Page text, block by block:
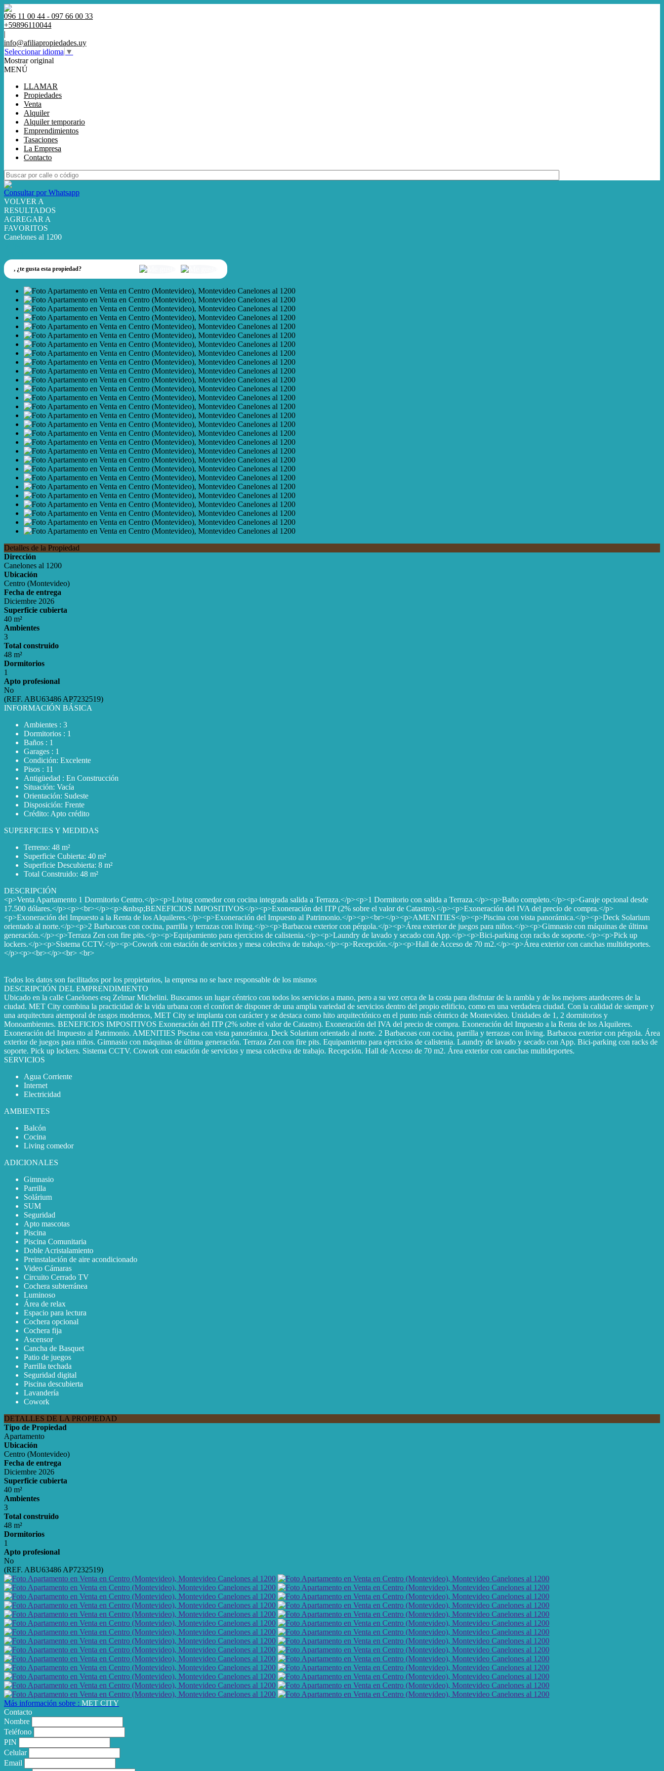
096 11 00 44 - 097 66 00 33
+59896110044
|
info@afiliapropiedades.uy
Seleccionar idioma ▼
Mostrar original
MENÚ
LLAMAR
Propiedades
Venta
Alquiler
Alquiler temporario
Emprendimientos
Tasaciones
La Empresa
Contacto
Consultar por Whatsapp
VOLVER A
RESULTADOS
AGREGAR A
FAVORITOS
Canelones al 1200
, ¿te gusta esta propiedad?
Detalles de la Propiedad
Dirección
Canelones al 1200
Ubicación
Centro (Montevideo)
Fecha de entrega
Diciembre 2026
Superficie cubierta
40 m²
Ambientes
3
Total construido
48 m²
Dormitorios
1
Apto profesional
No
(REF. ABU63486 AP7232519)
INFORMACIÓN BÁSICA
Ambientes : 3
Dormitorios : 1
Baños : 1
Garages : 1
Condición: Excelente
Pisos : 11
Antigüedad : En Construcción
Situación: Vacía
Orientación: Sudeste
Disposición: Frente
Crédito: Apto crédito
SUPERFICIES Y MEDIDAS
Terreno: 48 m²
Superficie Cubierta: 40 m²
Superficie Descubierta: 8 m²
Total Construido: 48 m²
DESCRIPCIÓN
<p>Venta Apartamento 1 Dormitorio Centro.</p><p>Living comedor con cocina integrada salida a Terraza.</p><p>1 Dormitorio con salida a Terraza.</p><p>Baño completo.</p><p>Garaje opcional desde
17.500 dólares.</p><p><br></p><p>&nbsp;BENEFICIOS IMPOSITIVOS</p><p>Exoneración del ITP (2% sobre el valor de Catastro).</p><p>Exoneración del IVA del precio de compra.</p>
<p>Exoneración del Impuesto a la Renta de los Alquileres.</p><p>Exoneración del Impuesto al Patrimonio.</p><p><br></p><p>AMENITIES</p><p>Piscina con vista panorámica.</p><p>Deck Solarium
orientado al norte.</p><p>2 Barbacoas con cocina, parrilla y terrazas con living.</p><p>Barbacoa exterior con pérgola.</p><p>Área exterior de juegos para niños.</p><p>Gimnasio con máquinas de última
generación.</p><p>Terraza Zen con fire pits.</p><p>Equipamiento para ejercicios de calistenia.</p><p>Laundry de lavado y secado con App.</p><p>Bici-parking con racks de soporte.</p><p>Pick up
lockers.</p><p>Sistema CCTV.</p><p>Cowork con estación de servicios y mesa colectiva de trabajo.</p><p>Recepción.</p><p>Hall de Acceso de 70 m2.</p><p>Área exterior con canchas multideportes.
</p><p><br></p><br> <br>
Todos los datos son facilitados por los propietarios, la empresa no se hace responsable de los mismos
DESCRIPCIÓN DEL EMPRENDIMIENTO
Ubicado en la calle Canelones esq Zelmar Michelini. Buscamos un lugar céntrico con todos los servicios a mano, pero a su vez cerca de la costa para disfrutar de la rambla y de los mejores atardeceres de la
ciudad. MET City combina la practicidad de la vida urbana con el confort de disponer de una amplia variedad de servicios dentro del propio edificio, como en una verdadera ciudad. Con la calidad de siempre y
una arquitectura atemporal de rasgos modernos, MET City se implanta con carácter y se destaca como hito arquitectónico en el punto más céntrico de Montevideo. Unidades de 1, 2 dormitorios y
Monoambientes. BENEFICIOS IMPOSITIVOS Exoneración del ITP (2% sobre el valor de Catastro). Exoneración del IVA del precio de compra. Exoneración del Impuesto a la Renta de los Alquileres.
Exoneración del Impuesto al Patrimonio. AMENITIES Piscina con vista panorámica. Deck Solarium orientado al norte. 2 Barbacoas con cocina, parrilla y terrazas con living. Barbacoa exterior con pérgola. Área
exterior de juegos para niños. Gimnasio con máquinas de última generación. Terraza Zen con fire pits. Equipamiento para ejercicios de calistenia. Laundry de lavado y secado con App. Bici-parking con racks de
soporte. Pick up lockers. Sistema CCTV. Cowork con estación de servicios y mesa colectiva de trabajo. Recepción. Hall de Acceso de 70 m2. Área exterior con canchas multideportes.
SERVICIOS
Agua Corriente
Internet
Electricidad
AMBIENTES
Balcón
Cocina
Living comedor
ADICIONALES
Gimnasio
Parrilla
Solárium
SUM
Seguridad
Apto mascotas
Piscina
Piscina Comunitaria
Doble Acristalamiento
Preinstalación de aire acondicionado
Video Cámaras
Circuito Cerrado TV
Cochera subterránea
Luminoso
Área de relax
Espacio para lectura
Cochera opcional
Cochera fija
Ascensor
Cancha de Basquet
Patio de juegos
Parrilla techada
Seguridad digital
Piscina descubierta
Lavandería
Cowork
DETALLES DE LA PROPIEDAD
Tipo de Propiedad
Apartamento
Ubicación
Centro (Montevideo)
Fecha de entrega
Diciembre 2026
Superficie cubierta
40 m²
Ambientes
3
Total construido
48 m²
Dormitorios
1
Apto profesional
No
(REF. ABU63486 AP7232519)
Más información sobre : MET CITY
Contacto
Nombre
Teléfono
PIN
Celular
Email